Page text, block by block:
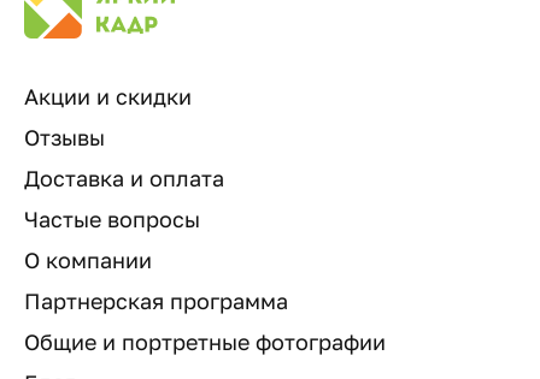
Акции и скидки
Отзывы
Доставка и оплата
Частые вопросы
О компании
Партнерская программа
Общие и портретные фотографии